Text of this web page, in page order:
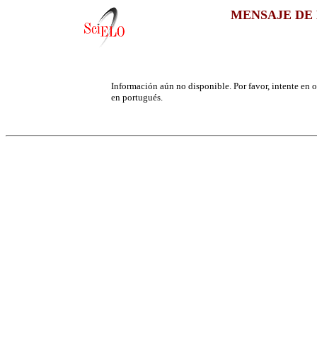
MENSAJE
Información aún no disponible. Por favor, intente en
en portugués.